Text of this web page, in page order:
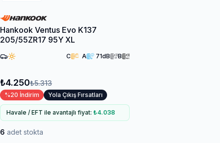
Hankook Ventus Evo K137
205/55ZR17 95Y XL
C A 71dB B
₺4.250₺5.313
%20 İndirim Yola Çıkış Fırsatları
Havale / EFT ile avantajlı fiyat: ₺4.038
6 adet stokta